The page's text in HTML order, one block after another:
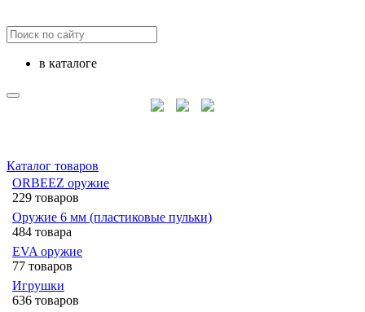
в каталоге
Каталог товаров
ORBEEZ оружие
229 товаров
Оружие 6 мм (пластиковые пульки)
484 товара
EVA оружие
77 товаров
Игрушки
636 товаров